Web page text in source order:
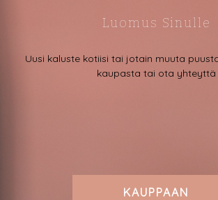
Luomus Sinulle
Uusi kaluste kotiisi tai jotain muuta
kaupasta tai ota yhteyttä
KAUPPAAN